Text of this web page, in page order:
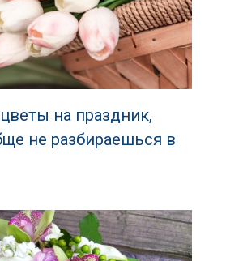
на праздник,
не разбираешься в